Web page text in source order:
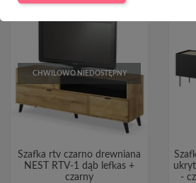
CHWILOWO NIEDOSTĘPNY
Szafka rtv czarno drewniana
NEST RTV-1 dąb lefkas +
czarny
-